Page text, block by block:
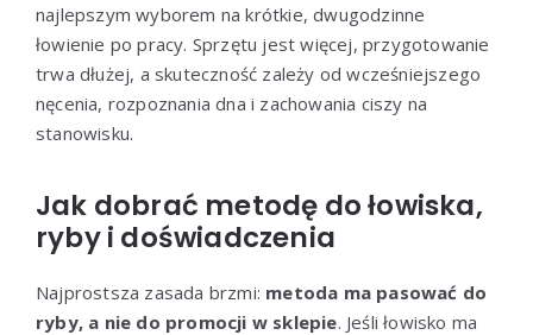
najlepszym wyborem na krótkie, dwugodzinne
łowienie po pracy. Sprzętu jest więcej, przygotowanie
trwa dłużej, a skuteczność zależy od wcześniejszego
nęcenia, rozpoznania dna i zachowania ciszy na
stanowisku.
Jak dobrać metodę do łowiska,
ryby i doświadczenia
Najprostsza zasada brzmi: metoda ma pasować do
ryby, a nie do promocji w sklepie. Jeśli łowisko ma